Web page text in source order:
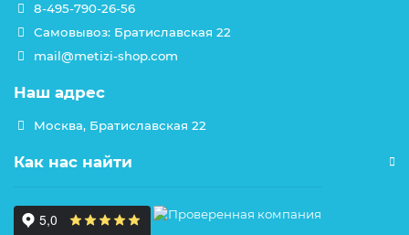
8-495-790-26-56
Самовывоз: Братиславская 22
mail@metizi-shop.com
Наш адрес
Москва, Братиславская 22
Как нас найти